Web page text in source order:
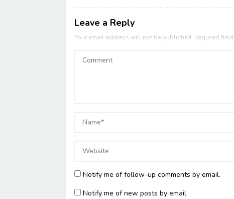
Leave a Reply
Your email address will not be published. Required
Notify me of follow-up comments by email.
Notify me of new posts by email.